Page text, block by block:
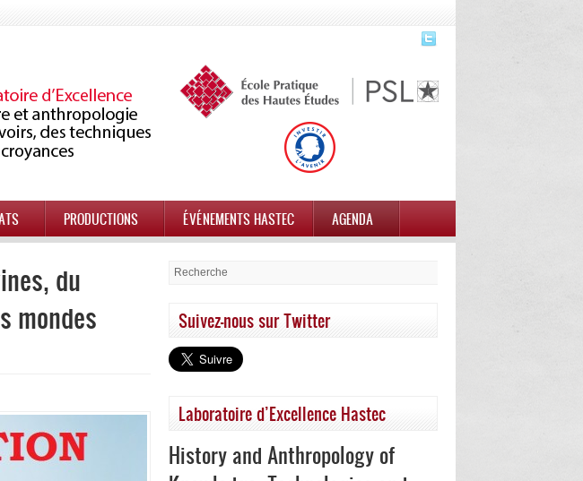
PRODUCTIONS ÉVÉNEMENTS HASTEC AGENDA
du
mondes
Suivez-nous sur Twitter
Laboratoire d’Excellence Hastec
History and Anthropology of